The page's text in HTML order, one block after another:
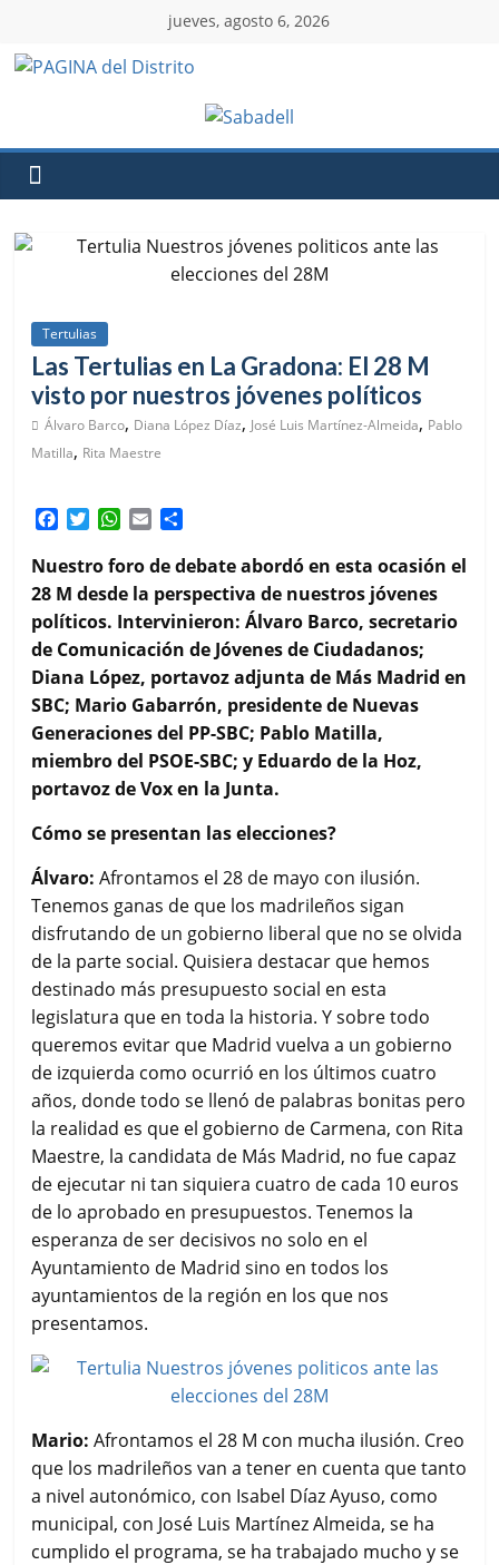
jueves, agosto 6, 2026
Tertulias
Las Tertulias en La Gradona: El 28 M
visto por nuestros jóvenes políticos
Álvaro Barco, Diana López Díaz, José Luis Martínez-Almeida, Pablo
Matilla, Rita Maestre
c
e
b
o
o
k
i
t
t
e
r
W
a
t
s
A
p
p
a
i
l
m
p
a
r
t
i
r
Nuestro foro de debate abordó en esta ocasión el
28 M desde la perspectiva de nuestros jóvenes
políticos. Intervinieron: Álvaro Barco, secretario
de Comunicación de Jóvenes de Ciudadanos;
Diana López, portavoz adjunta de Más Madrid en
SBC; Mario Gabarrón, presidente de Nuevas
Generaciones del PP-SBC; Pablo Matilla,
miembro del PSOE-SBC; y Eduardo de la Hoz,
portavoz de Vox en la Junta.
Cómo se presentan las elecciones?
Álvaro: Afrontamos el 28 de mayo con ilusión.
Tenemos ganas de que los madrileños sigan
disfrutando de un gobierno liberal que no se olvida
de la parte social. Quisiera destacar que hemos
destinado más presupuesto social en esta
legislatura que en toda la historia. Y sobre todo
queremos evitar que Madrid vuelva a un gobierno
de izquierda como ocurrió en los últimos cuatro
años, donde todo se llenó de palabras bonitas pero
la realidad es que el gobierno de Carmena, con Rita
Maestre, la candidata de Más Madrid, no fue capaz
de ejecutar ni tan siquiera cuatro de cada 10 euros
de lo aprobado en presupuestos. Tenemos la
esperanza de ser decisivos no solo en el
Ayuntamiento de Madrid sino en todos los
ayuntamientos de la región en los que nos
presentamos.
Mario: Afrontamos el 28 M con mucha ilusión. Creo
que los madrileños van a tener en cuenta que tanto
a nivel autonómico, con Isabel Díaz Ayuso, como
municipal, con José Luis Martínez Almeida, se ha
cumplido el programa, se ha trabajado mucho y se